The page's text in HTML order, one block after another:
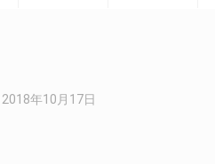
2018年10月17日